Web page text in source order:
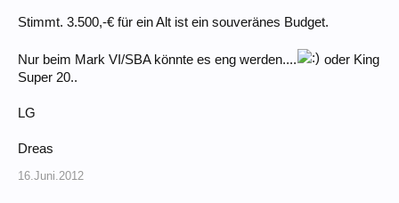
Stimmt. 3.500,-€ für ein Alt ist ein souveränes Budget.
Nur beim Mark VI/SBA könnte es eng werden....
oder King
Super 20..
LG
Dreas
16.Juni.2012